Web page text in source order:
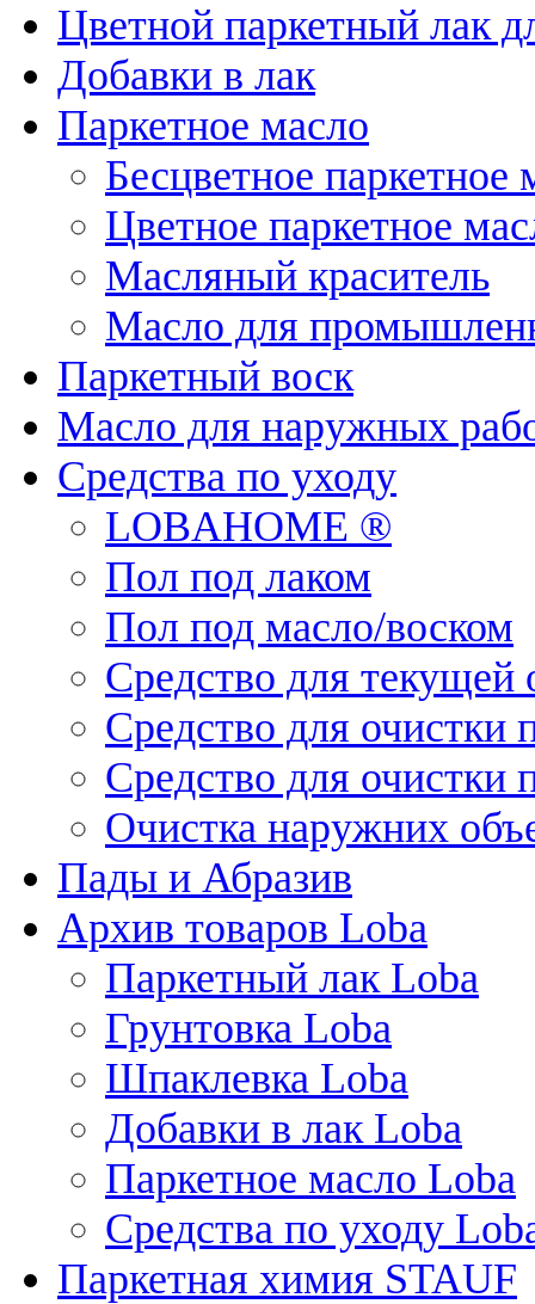
Цветной паркетный лак
Добавки в лак
Паркетное масло
Бесцветное паркетное
Цветное паркетное
Масляный краситель
Масло для
Паркетный воск
Масло для наружных
Средства по уходу
LOBAHOME ®
Пол под лаком
Пол под масло/воском
Средство для текущей
Средство для очистки
Средство для очистки
Очистка наружних
Пады и Абразив
Архив товаров Loba
Паркетный лак Loba
Грунтовка Loba
Шпаклевка Loba
Добавки в лак Loba
Паркетное масло Loba
Средства по уходу
Паркетная химия STAUF